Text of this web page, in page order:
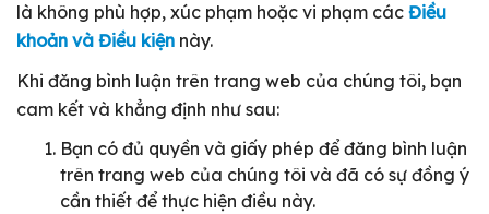
là không phù hợp, xúc phạm hoặc vi phạm các Điều
khoản và Điều kiện này.
Khi đăng bình luận trên trang web của chúng tôi, bạn
cam kết và khẳng định như sau:
Bạn có đủ quyền và giấy phép để đăng bình luận
trên trang web của chúng tôi và đã có sự đồng ý
cần thiết để thực hiện điều này.